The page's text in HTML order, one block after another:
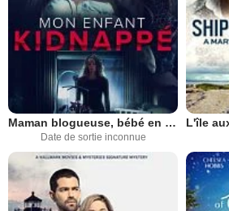
Maman blogueuse, bébé en danger
Date de sortie inconnue